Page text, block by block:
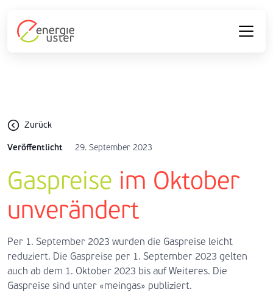
Zurück
Veröffentlicht 29. September 2023
Gaspreise im Oktober
unverändert
Per 1. September 2023 wurden die Gaspreise leicht
reduziert. Die Gaspreise per 1. September 2023 gelten
auch ab dem 1. Oktober 2023 bis auf Weiteres. Die
Gaspreise sind unter «meingas» publiziert.